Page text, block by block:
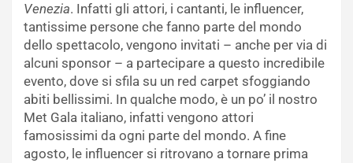
Venezia. Infatti gli attori, i cantanti, le influencer,
tantissime persone che fanno parte del mondo
dello spettacolo, vengono invitati – anche per via di
alcuni sponsor – a partecipare a questo incredibile
evento, dove si sfila su un red carpet sfoggiando
abiti bellissimi. In qualche modo, è un po’ il nostro
Met Gala italiano, infatti vengono attori
famosissimi da ogni parte del mondo. A fine
agosto, le influencer si ritrovano a tornare prima